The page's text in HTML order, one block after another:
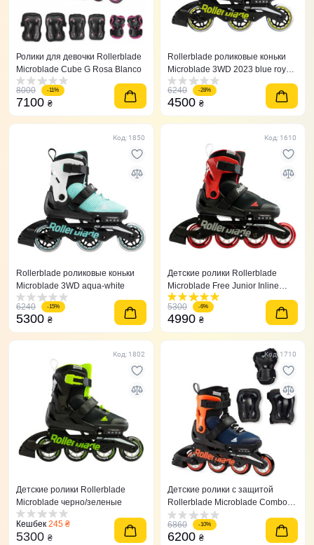
Ролики для девочки Rollerblade
Microblade Cube G Rosa Blanco
8000 -11%
7100 ₴
Rollerblade роликовые коньки
Microblade 3WD 2023 blue royal-
lime
6240
-28%
4500 ₴
Код: 1850
Rollerblade роликовые коньки
Microblade 3WD aqua-white
6240 -15%
5300 ₴
Код: 1610
Детские ролики Rollerblade
Microblade Free Junior Inline
Skates красные
5300
-6%
4990 ₴
Код: 1802
Детские ролики Rollerblade
Microblade черно/зеленые
Кешбек 245 ₴
5300 ₴
Код: 1710
Детские ролики с защитой
Rollerblade Microblade Combo
Midnight Blue/Orange
6860
-10%
6200 ₴